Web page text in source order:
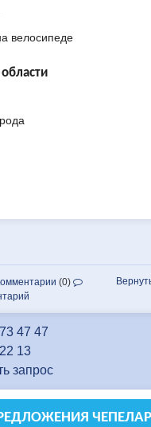
велосипеде
(0)
47 47
13
запрос